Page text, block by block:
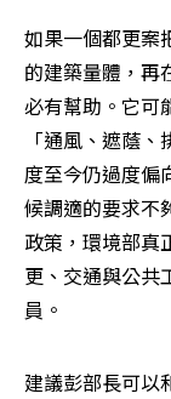
如果一個都更案
的建築量體，再
必有幫助。它可
「通風、遮蔭
度至今仍過度偏
候調適的要求不
政策，環境部真
更、交通與公共
員。
建議彭部長可以